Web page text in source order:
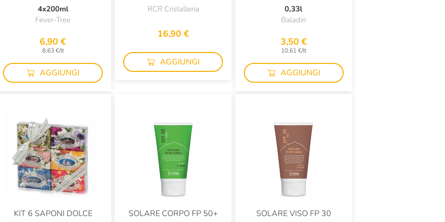
4x200ml
Fever-Tree
6,90 €
8,63 €/lt
AGGIUNGI
RCR Cristalleria
16,90 €
AGGIUNGI
0,33l
Baladin
3,50 €
10,61 €/lt
AGGIUNGI
KIT 6 SAPONI DOLCE
SOLARE CORPO FP 50+ SOLARE VISO FP 30